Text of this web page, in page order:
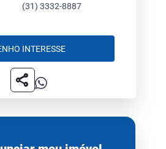
(31) 3332-8887
TENHO INTERESSE
share